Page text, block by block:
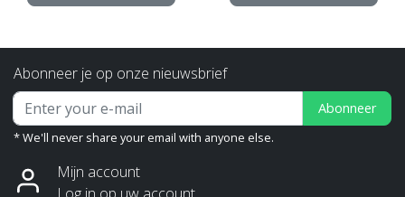
Abonneer je op onze nieuwsbrief
Abonneer
* We'll never share your email with anyone else.
Mijn account